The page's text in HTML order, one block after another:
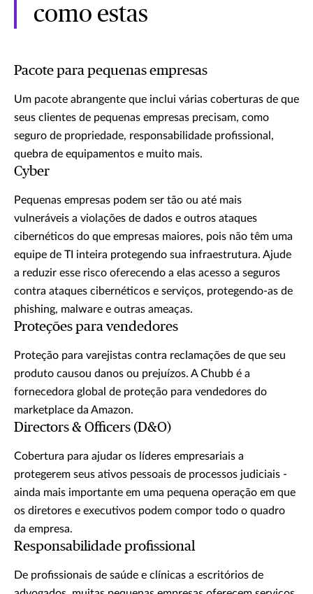
como estas
Pacote para pequenas empresas
Um pacote abrangente que inclui várias coberturas de que
seus clientes de pequenas empresas precisam, como
seguro de propriedade, responsabilidade profissional,
quebra de equipamentos e muito mais.
Cyber
Pequenas empresas podem ser tão ou até mais
vulneráveis a violações de dados e outros ataques
cibernéticos do que empresas maiores, pois não têm uma
equipe de TI inteira protegendo sua infraestrutura. Ajude
a reduzir esse risco oferecendo a elas acesso a seguros
contra ataques cibernéticos e serviços, protegendo-as de
phishing, malware e outras ameaças.
Proteções para vendedores
Proteção para varejistas contra reclamações de que seu
produto causou danos ou prejuízos. A Chubb é a
fornecedora global de proteção para vendedores do
marketplace da Amazon.
Directors & Officers (D&O)
Cobertura para ajudar os líderes empresariais a
protegerem seus ativos pessoais de processos judiciais -
ainda mais importante em uma pequena operação em que
os diretores e executivos podem compor todo o quadro
da empresa.
Responsabilidade profissional
De profissionais de saúde e clínicas a escritórios de